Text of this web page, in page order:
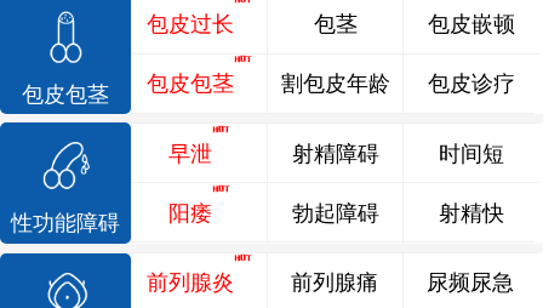
包皮包茎
包皮过长
包皮包茎
包茎
割包皮年龄
包皮嵌顿
包皮诊疗
性功能障碍
早泄
阳痿
射精障碍
勃起障碍
时间短
射精快
前列腺炎 前列腺痛 尿频尿急